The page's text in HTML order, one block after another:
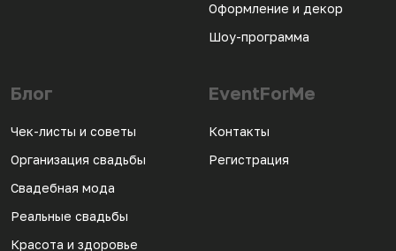
Оформление и декор
Шоу-программа
Блог
Чек-листы и советы
Организация свадьбы
Свадебная мода
Реальные свадьбы
Красота и здоровье
EventForMe
Контакты
Регистрация